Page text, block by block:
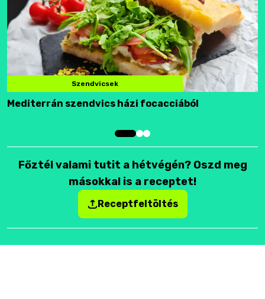
Szendvicsek
Mediterrán szendvics házi focacciából
Főztél valami tutit a hétvégén? Oszd meg
másokkal is a receptet!
Receptfeltöltés